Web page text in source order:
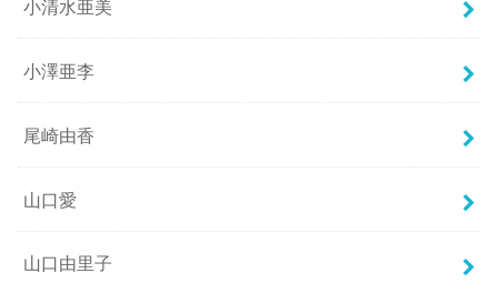
小清水亜美
小澤亜李
尾崎由香
山口愛
山口由里子